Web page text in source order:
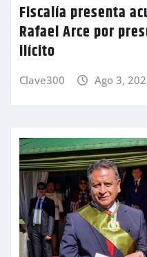
Fiscalía presenta
Rafael Arce por
ilícito
Clave300 Ago 3,